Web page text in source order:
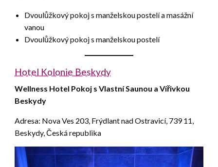
Dvoulůžkový pokoj s manželskou postelí a masážní
vanou
Dvoulůžkový pokoj s manželskou postelí
Hotel Kolonie Beskydy
Wellness Hotel Pokoj s Vlastní Saunou a Vířivkou
Beskydy
Adresa: Nova Ves 203, Frýdlant nad Ostravicí, 739 11,
Beskydy, Česká republika